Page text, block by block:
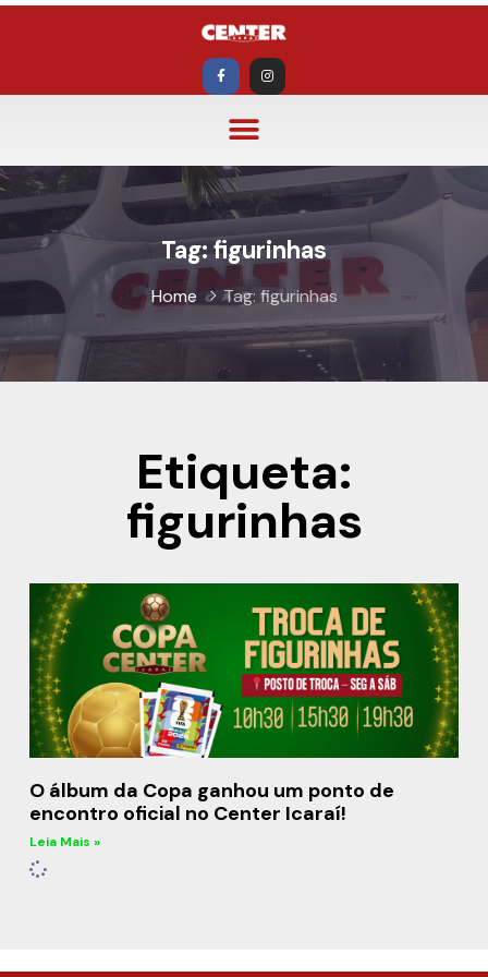
Tag: figurinhas
Home Tag: figurinhas
Etiqueta:
figurinhas
O álbum da Copa ganhou um ponto de
encontro oficial no Center Icaraí!
Leia Mais »